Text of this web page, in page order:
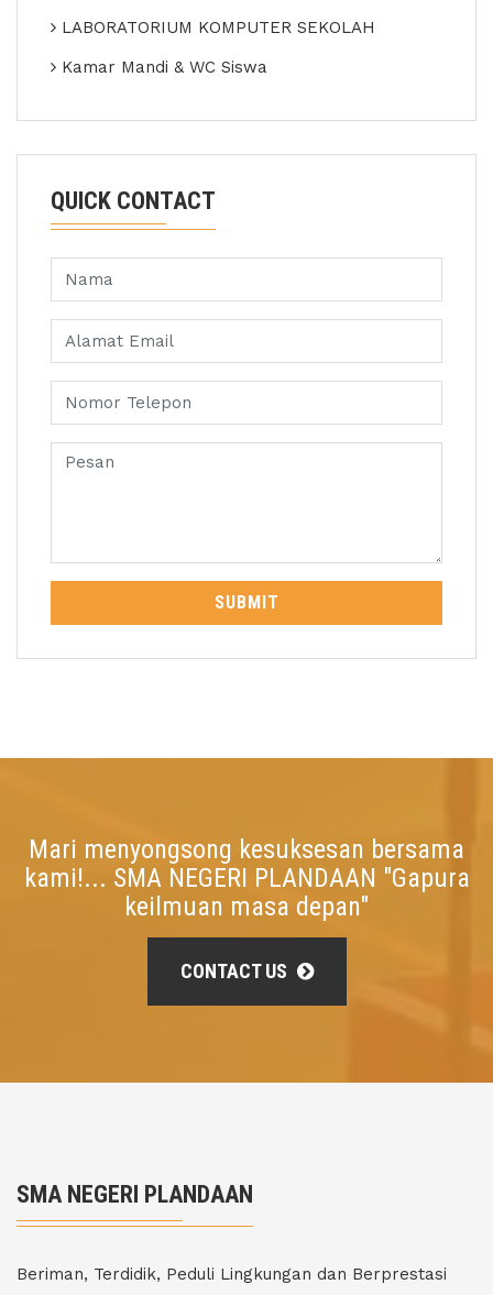
LABORATORIUM KOMPUTER SEKOLAH
Kamar Mandi & WC Siswa
QUICK CONTACT
SUBMIT
Mari menyongsong kesuksesan bersama
kami!... SMA NEGERI PLANDAAN "Gapura
keilmuan masa depan"
CONTACT US
SMA NEGERI PLANDAAN
Beriman, Terdidik, Peduli Lingkungan dan Berprestasi